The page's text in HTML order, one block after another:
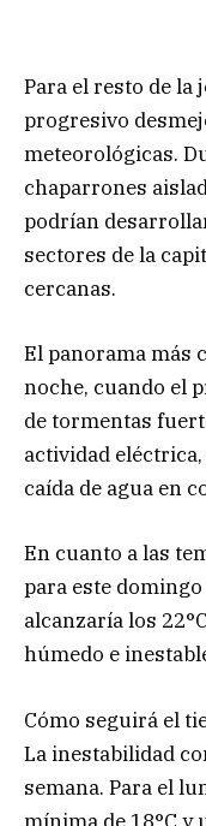
Para el resto de la
progresivo
meteorológicas.
chaparrones
podrían
sectores de la
cercanas.
El panorama más
noche, cuando el
de tormentas
actividad
caída de agua en
En cuanto a las
para este domingo
alcanzaría los
húmedo e
Cómo seguirá el
La inestabilidad
semana. Para el
mínima de 18°C y